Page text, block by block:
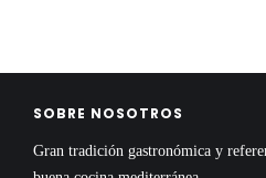
SOBRE NOSOTROS
Gran tradición gastronómica y